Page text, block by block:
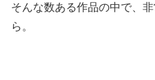
そんな数ある作品の中で、
ら。